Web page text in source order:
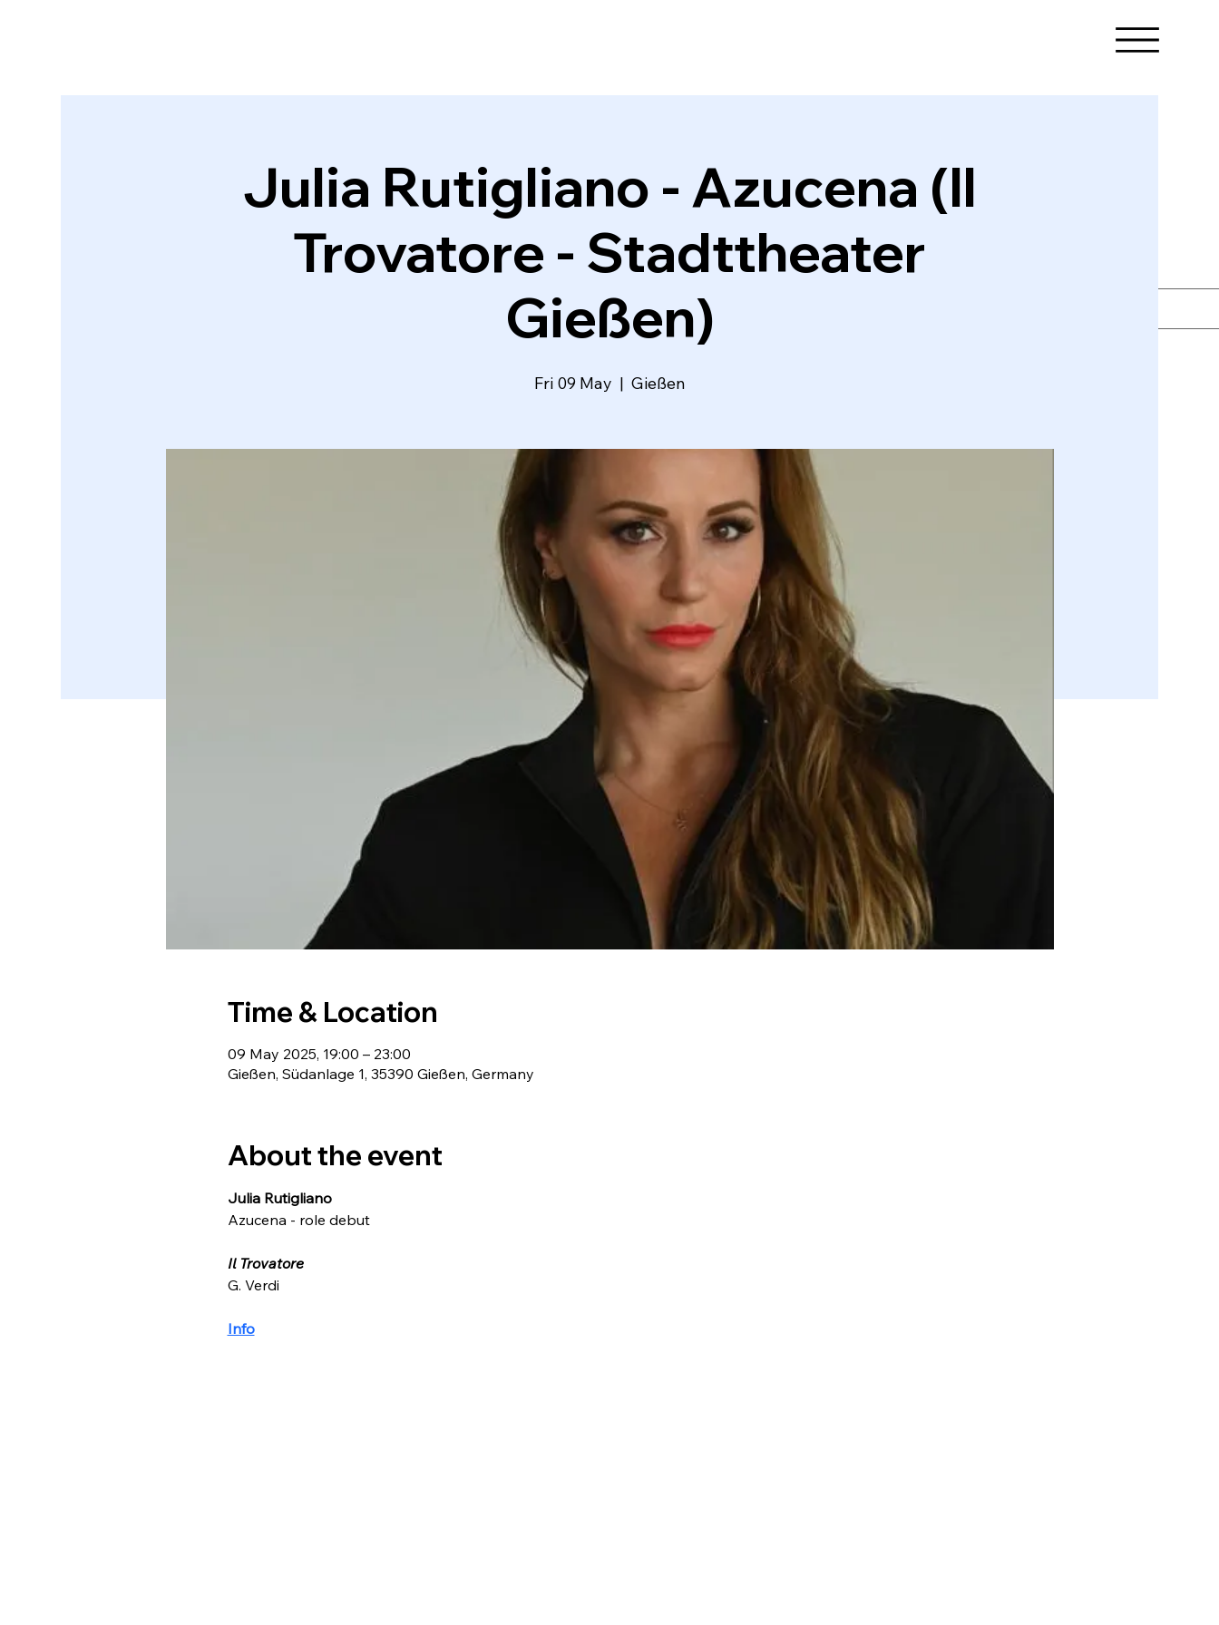
Julia Rutigliano - Azucena (Il
Trovatore - Stadttheater
Gießen)
Fri 09 May
  |
Gießen
Time & Location
09 May 2025, 19:00 – 23:00
Gießen, Südanlage 1, 35390 Gießen, Germany
About the event
Julia Rutigliano
Azucena - role debut
Il Trovatore
G. Verdi
Info